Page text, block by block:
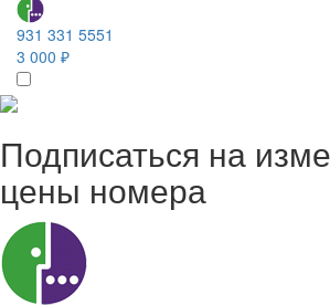
931 331 5551
3 000 ₽
Подписаться на
цены номера